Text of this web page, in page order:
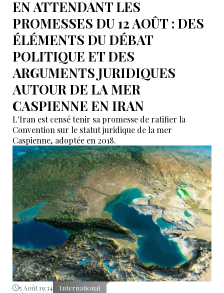
EN ATTENDANT LES
PROMESSES DU 12 AOÛT : DES
ÉLÉMENTS DU DÉBAT
POLITIQUE ET DES
ARGUMENTS JURIDIQUES
AUTOUR DE LA MER
CASPIENNE EN IRAN
L'Iran est censé tenir sa promesse de ratifier la
Convention sur le statut juridique de la mer
Caspienne, adoptée en 2018.
5 Août 19:34 International